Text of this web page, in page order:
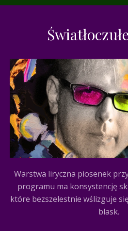
Warstwa liryczna piosenek
programu ma konsystencję
które bezszelestnie wślizguje
blask.